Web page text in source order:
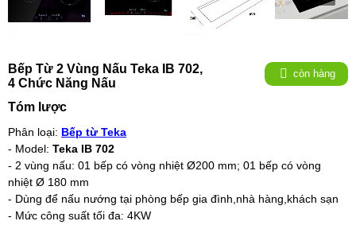
Bếp Từ 2 Vùng Nấu Teka IB 702,
4 Chức Năng Nấu
còn hàng
Tóm lược
Phân loại: Bếp từ Teka
- Model: Teka IB 702
- 2 vùng nấu: 01 bếp có vòng nhiệt Ø200 mm; 01 bếp có vòng
nhiệt Ø 180 mm
- Dùng để nấu nướng tại phòng bếp gia đình,nhà hàng,khách sạn
- Mức công suất tối đa: 4KW